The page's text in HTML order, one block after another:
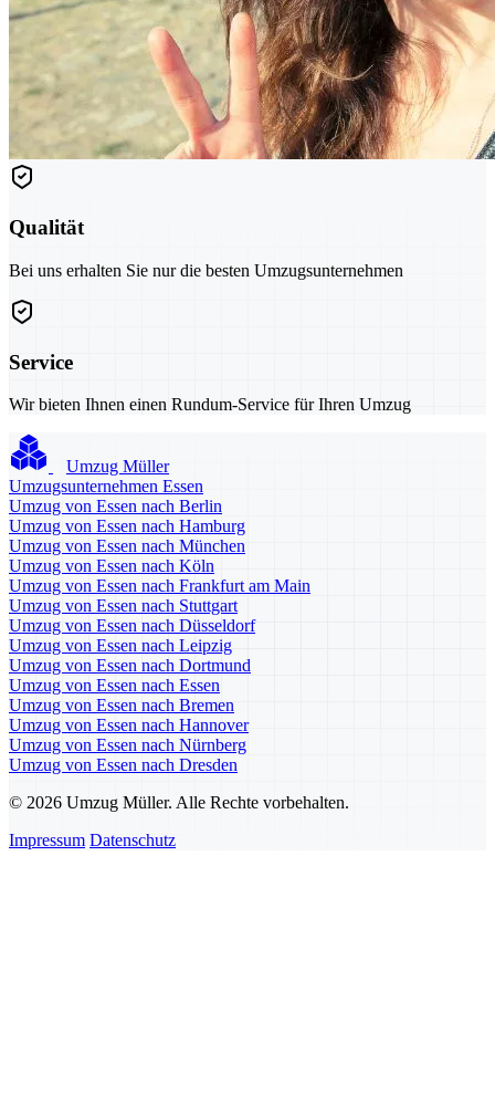
Qualität
Bei uns erhalten Sie nur die besten Umzugsunternehmen
Service
Wir bieten Ihnen einen Rundum-Service für Ihren Umzug
Umzug Müller
Umzugsunternehmen Essen
Umzug von Essen nach Berlin
Umzug von Essen nach Hamburg
Umzug von Essen nach München
Umzug von Essen nach Köln
Umzug von Essen nach Frankfurt am Main
Umzug von Essen nach Stuttgart
Umzug von Essen nach Düsseldorf
Umzug von Essen nach Leipzig
Umzug von Essen nach Dortmund
Umzug von Essen nach Essen
Umzug von Essen nach Bremen
Umzug von Essen nach Hannover
Umzug von Essen nach Nürnberg
Umzug von Essen nach Dresden
© 2026 Umzug Müller. Alle Rechte vorbehalten.
Impressum Datenschutz